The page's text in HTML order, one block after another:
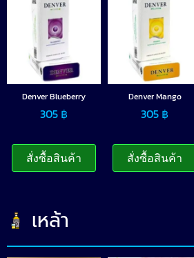
Denver Blueberry
305 ฿
สั่งซื้อสินค้า
Denver Mango
305 ฿
สั่งซื้อสินค้า
เหล้า